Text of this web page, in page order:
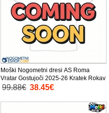
Moški Nogometni dresi AS Roma
Vratar Gostujoči 2025-26 Kratek Rokav
99.88€ 38.45€